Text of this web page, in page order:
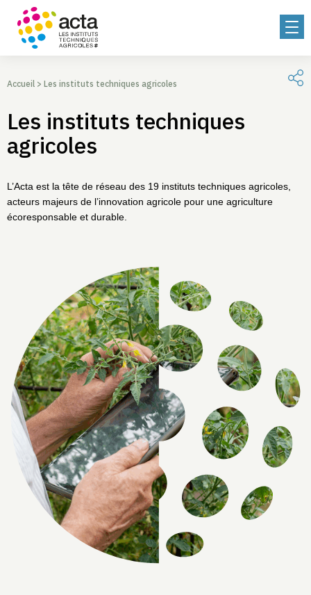
Accueil > Les instituts techniques agricoles
Les instituts techniques
agricoles
L’Acta est la tête de réseau des 19 instituts techniques agricoles,
acteurs majeurs de l’innovation agricole pour une agriculture
écoresponsable et durable.